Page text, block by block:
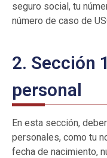
seguro social, tu
número de caso de
2. Sección
personal
En esta sección,
personales, como tu
fecha de nacimiento,